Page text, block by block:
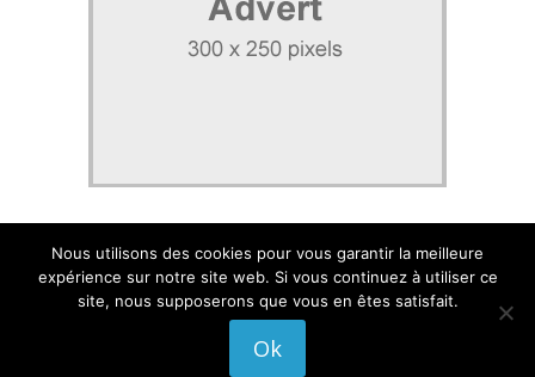
Politique de confidentialité
Nous utilisons des cookies pour vous garantir la meilleure
expérience sur notre site web. Si vous continuez à utiliser ce
site, nous supposerons que vous en êtes satisfait.
Ok